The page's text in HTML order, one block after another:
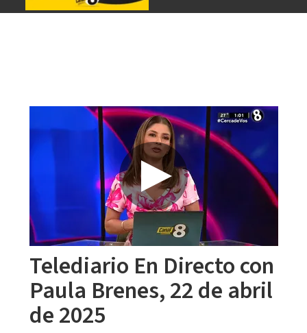
Telediario En Directo con
Paula Brenes, 22 de abril
de 2025